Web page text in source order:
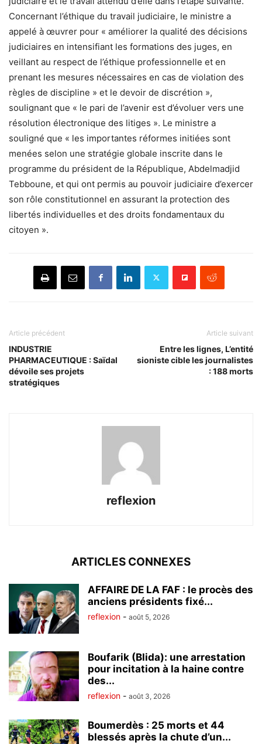
Concernant l’éthique du travail judiciaire, le ministre a
appelé à œuvrer pour « améliorer la qualité des décisions
judiciaires en intensifiant les formations des juges, en
veillant au respect de l’éthique professionnelle et en
prenant les mesures nécessaires en cas de violation des
règles de discipline » et le devoir de discrétion »,
soulignant que « le pari de l’avenir est d’évoluer vers une
résolution électronique des litiges ». Le ministre a
souligné que « les importantes réformes initiées sont
menées selon une stratégie globale inscrite dans le
programme du président de la République, Abdelmadjid
Tebboune, et qui ont permis au pouvoir judiciaire d’exercer
son rôle constitutionnel en assurant la protection des
libertés individuelles et des droits fondamentaux du
citoyen ».
Article précédent
INDUSTRIE
PHARMACEUTIQUE : Saïdal
dévoile ses projets
stratégiques
Article suivant
Entre les lignes, L’entité
sioniste cible les journalistes
: 188 morts
reflexion
ARTICLES CONNEXES
AFFAIRE DE LA FAF : le procès des
anciens présidents fixé...
reflexion - août 5, 2026
Boufarik (Blida): une arrestation
pour incitation à la haine contre
des...
reflexion - août 3, 2026
Boumerdès : 25 morts et 44
blessés après la chute d’un...